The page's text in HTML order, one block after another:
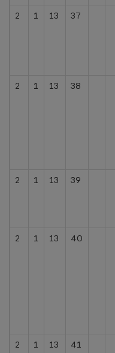
2 1 13 37
2 1 13 38
2 1 13 39
2 1 13 40
2 1 13 41